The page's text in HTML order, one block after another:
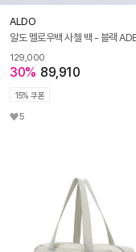
ALDO
129,000
30% 89,910
15% 쿠폰
5